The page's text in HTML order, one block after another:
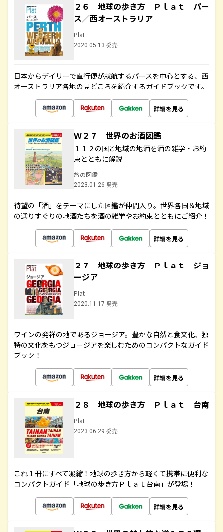
２６ 地球の歩き方 Ｐｌａｔ パー
ス／西オーストラリア
Plat
2020.05.13 発売
日本からデイリーで直行便が就航するパースを中心とする、西
オーストラリア各地の見どころを紹介するガイドブックです。
詳細を見る
Ｗ２７ 世界のお酒図鑑
１１２の国と地域の地酒を酒の雑学・お約
束とともに解説
旅の図鑑
2023.01.26 発売
待望の「酒」をテーマにした図鑑が仲間入り。世界各国＆地域
の選りすぐりの地酒たちを酒の雑学やお約束とともにご紹介！
詳細を見る
２７ 地球の歩き方 Ｐｌａｔ ジョ
ージア
Plat
2020.11.17 発売
ワインの発祥の地であるジョージア。豊かな自然と食文化、独
特の文化をもつジョージアを楽しむためのコンパクトなガイド
ブック！
詳細を見る
２８ 地球の歩き方 Ｐｌａｔ 台南
Plat
2023.06.29 発売
これ１冊にすべて凝縮！地球の歩き方から軽くて携帯に便利な
コンパクトガイド「地球の歩き方Ｐｌａｔ台南」が登場！
詳細を見る